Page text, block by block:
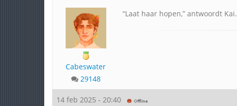
Cabeswater
29148
“Laat haar hopen,” antwoordt Kai.
14 feb 2025 - 20:40